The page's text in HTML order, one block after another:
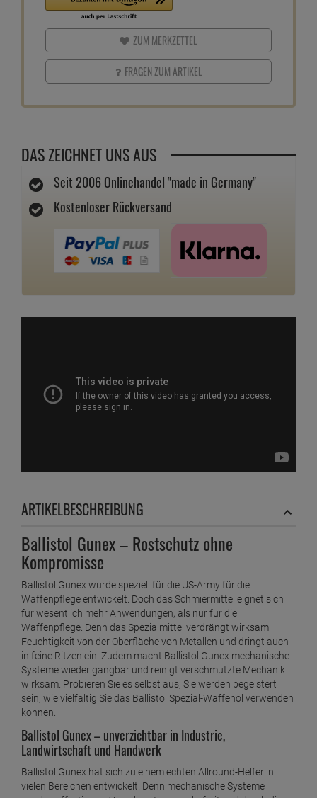
ZUM MERKZETTEL
FRAGEN ZUM ARTIKEL
DAS ZEICHNET UNS AUS
Seit 2006 Onlinehandel "made in Germany"
Kostenloser Rückversand
ARTIKELBESCHREIBUNG
Ballistol Gunex – Rostschutz ohne
Kompromisse
Ballistol Gunex wurde speziell für die US-Army für die
Waffenpflege entwickelt. Doch das Schmiermittel eignet sich
für wesentlich mehr Anwendungen, als nur für die
Waffenpflege. Denn das Spezialmittel verdrängt wirksam
Feuchtigkeit von der Oberfläche von Metallen und dringt auch
in feine Ritzen ein. Zudem macht Ballistol Gunex mechanische
Systeme wieder gangbar und reinigt verschmutzte Mechanik
wirksam. Probieren Sie es selbst aus, Sie werden begeistert
sein, wie vielfältig Sie das Ballistol Spezial-Waffenöl verwenden
können.
Ballistol Gunex – unverzichtbar in Industrie,
Landwirtschaft und Handwerk
Ballistol Gunex hat sich zu einem echten Allround-Helfer in
vielen Bereichen entwickelt. Denn mechanische Systeme